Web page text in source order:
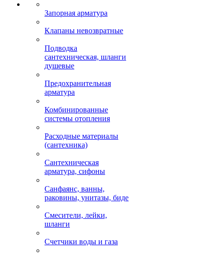
Запорная арматура
Клапаны невозвратные
Подводка
сантехническая, шланги
душевые
Предохранительная
арматура
Комбинированные
системы отопления
Расходные материалы
(сантехника)
Сантехническая
арматура, сифоны
Санфаянс, ванны,
раковины, унитазы, биде
Смесители, лейки,
шланги
Счетчики воды и газа